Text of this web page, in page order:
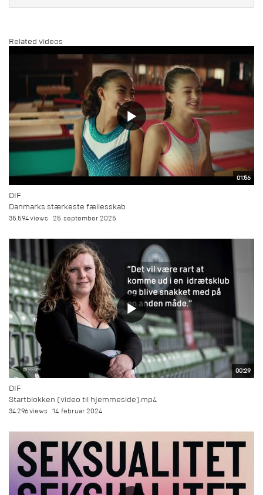
Related videos
01:56
DIF
Danmarks stærkeste fællesskab
35.594 views 25. september 2025
00:29
DIF
Startblokken (video til hjemmeside).mp4
34.296 views 14. februar 2024